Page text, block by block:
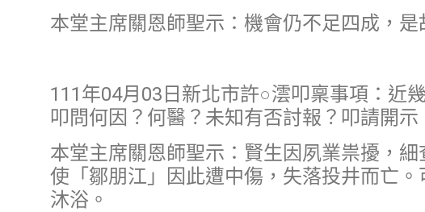
本堂主席關恩師聖示：機會仍不足四成，是
111年04月03日新北市許○澐叩稟事項：近
叩問何因？何醫？未知有否討報？叩請開示
本堂主席關恩師聖示：賢生因夙業祟擾，
使「鄒朋江」因此遭中傷，失落投井而亡
沐浴。